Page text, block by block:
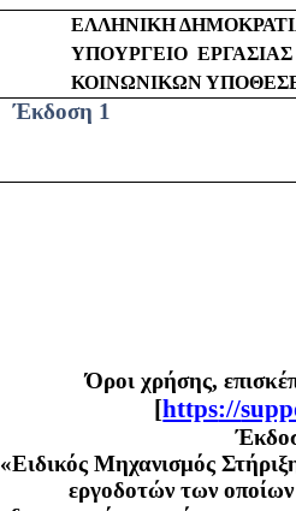
ΕΛΛΗΝΙΚΗ
ΥΠΟΥΡΓΕΙΟ
ΚΟΙΝΩΝΙΚΩΝ
Έκδοση 1
Όροι χρήσης,
[https://
«Ειδικός Μηχανισμός
εργοδοτών των οποίων